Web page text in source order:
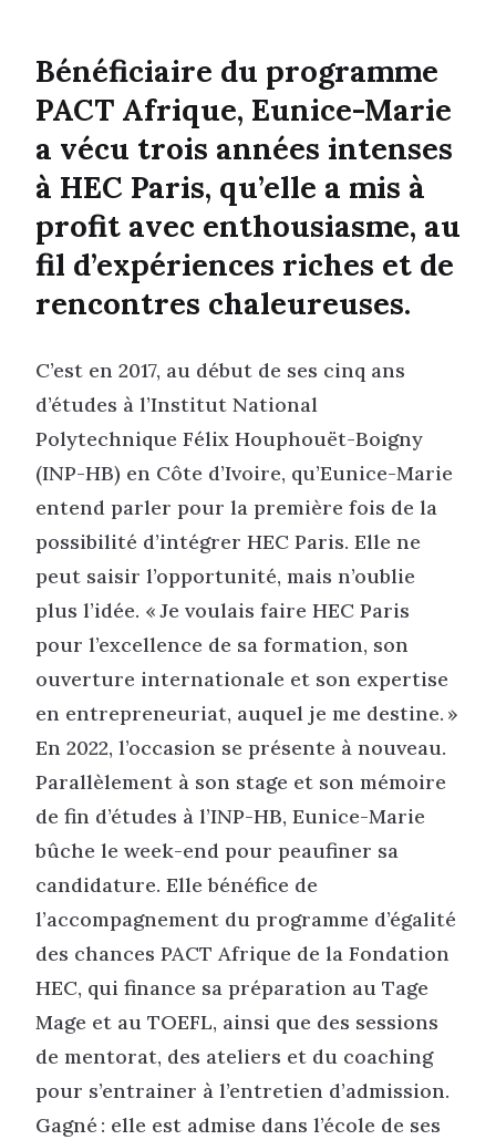
Bénéficiaire du programme
PACT Afrique, Eunice-Marie
a vécu trois années intenses
à HEC Paris, qu’elle a mis à
profit avec enthousiasme, au
fil d’expériences riches et de
rencontres chaleureuses.
C’est en 2017, au début de ses cinq ans
d’études à l’Institut National
Polytechnique Félix Houphouët-Boigny
(INP-HB) en Côte d’Ivoire, qu’Eunice-Marie
entend parler pour la première fois de la
possibilité d’intégrer HEC Paris. Elle ne
peut saisir l’opportunité, mais n’oublie
plus l’idée. « Je voulais faire HEC Paris
pour l’excellence de sa formation, son
ouverture internationale et son expertise
en entrepreneuriat, auquel je me destine. »
En 2022, l’occasion se présente à nouveau.
Parallèlement à son stage et son mémoire
de fin d’études à l’INP-HB, Eunice-Marie
bûche le week-end pour peaufiner sa
candidature. Elle bénéfice de
l’accompagnement du programme d’égalité
des chances PACT Afrique de la Fondation
HEC, qui finance sa préparation au Tage
Mage et au TOEFL, ainsi que des sessions
de mentorat, des ateliers et du coaching
pour s’entrainer à l’entretien d’admission.
Gagné : elle est admise dans l’école de ses